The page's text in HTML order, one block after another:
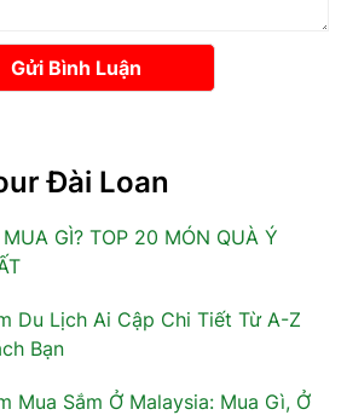
Gửi Bình Luận
Đài Loan
GÌ? TOP 20 MÓN QUÀ Ý
Du Lịch Ai Cập Chi Tiết Từ A-Z
Bạn
Mua Sắm Ở Malaysia: Mua Gì, Ở